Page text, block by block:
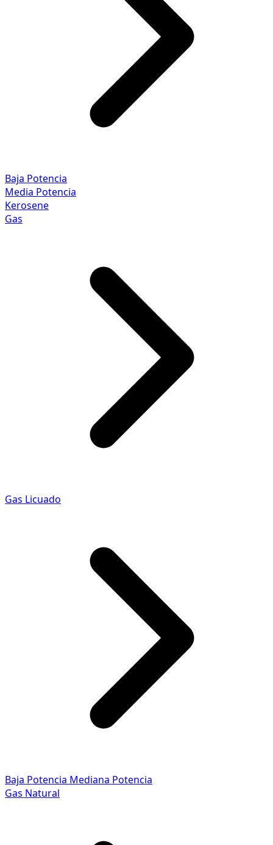
Baja Potencia
Media Potencia
Kerosene
Gas
Gas Licuado
Baja Potencia Mediana Potencia
Gas Natural